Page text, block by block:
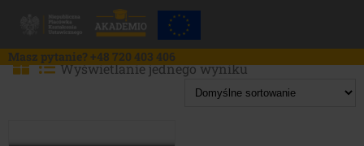
Masz pytanie? +48 720 403 406
Wyświetlanie jednego wyniku